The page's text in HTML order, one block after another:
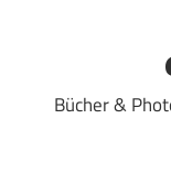
Bücher &